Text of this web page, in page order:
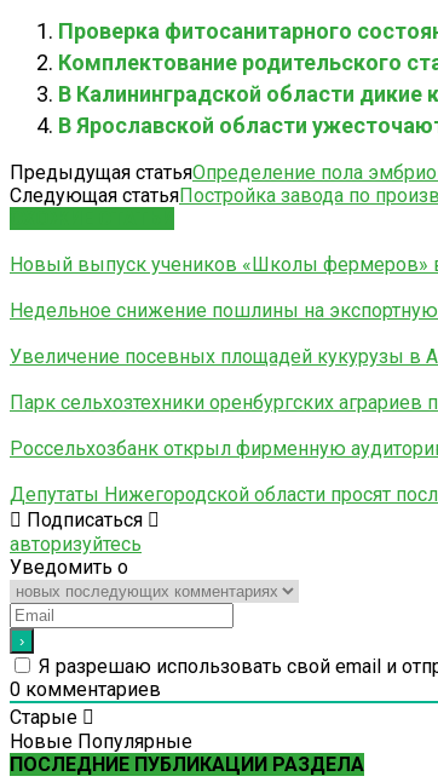
Проверка фитосанитарного
Комплектование родительского
В Калининградской области
В Ярославской области
Предыдущая статьяОпределение пола
Следующая статьяПостройка завода по
Новый выпуск учеников «Школы фермеров»
Недельное снижение пошлины на
Увеличение посевных площадей кукурузы в
Парк сельхозтехники оренбургских аграриев
Россельхозбанк открыл фирменную
Депутаты Нижегородской области просят
Подписаться
авторизуйтесь
Уведомить о
Я разрешаю использовать свой email и
0 комментариев
Старые
Новые Популярные
ПОСЛЕДНИЕ ПУБЛИКАЦИИ РАЗДЕЛА